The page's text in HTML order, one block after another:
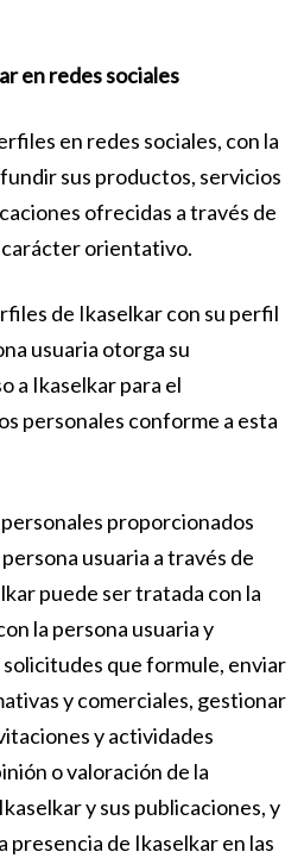
en redes sociales
en redes sociales, con la
sus productos, servicios
ofrecidas a través de
carácter orientativo.
de Ikaselkar con su perfil
usuaria otorga su
a Ikaselkar para el
personales conforme a esta
proporcionados
usuaria a través de
puede ser tratada con la
la persona usuaria y
que formule, enviar
y comerciales, gestionar
y actividades
o valoración de la
y sus publicaciones, y
presencia de Ikaselkar en las